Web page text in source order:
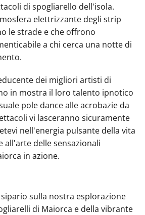
di spogliarello dell'isola.
elettrizzante degli strip
le strade e che offrono
a chi cerca una notte di
dei migliori artisti di
in mostra il loro talento ipnotico
pole dance alle acrobazie da
vi lasceranno sicuramente
nell'energia pulsante della vita
all'arte delle sensazionali
in azione.
sulla nostra esplorazione
di Maiorca e della vibrante